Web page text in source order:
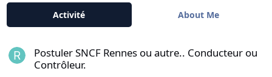
Activité About Me
Postuler SNCF Rennes ou autre.. Conducteur ou
Contrôleur.